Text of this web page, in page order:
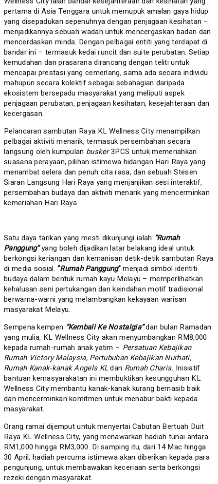
pertama di Asia Tenggara untuk memupuk amalan gaya hidup
yang disepadukan sepenuhnya dengan penjagaan kesihatan –
menjadikannya sebuah wadah untuk mencergaskan badan dan
mencerdaskan minda. Dengan pelbagai entiti yang terdapat di
bandar ini – termasuk kedai runcit dan suite perubatan. Setiap
kemudahan dan prasarana dirancang dengan teliti untuk
mencapai prestasi yang cemerlang, sama ada secara individu
mahupun secara kolektif sebagai sebahagian daripada
ekosistem bersepadu masyarakat yang meliputi aspek
penjagaan perubatan, penjagaan kesihatan, kesejahteraan dan
kecergasan.
Pelancaran sambutan Raya KL Wellness City menampilkan
pelbagai aktiviti menarik, termasuk persembahan secara
langsung oleh kumpulan busker3PCS untuk memeriahkan
suasana perayaan, pilihan istimewa hidangan Hari Raya yang
menambat selera dan penuh cita rasa, dan sebuah Stesen
Siaran Langsung Hari Raya yang menjanjikan sesi interaktif,
persembahan budaya dan aktiviti menarik yang mencerminkan
kemeriahan Hari Raya.
Satu daya tarikan yang mesti dikunjungi ialah “Rumah
Panggung”yang boleh dijadikan latar belakang ideal untuk
berkongsi keriangan dan kemanisan detik-detik sambutan Raya
di media sosial. “Rumah Panggung”menjadi simbol identiti
budaya dalam bentuk rumah kayu Melayu – memperlihatkan
kehalusan seni pertukangan dan keindahan motif tradisional
berwarna-warni yang melambangkan kekayaan warisan
masyarakat Melayu.
Sempena kempen “Kembali Ke Nostalgia”dan bulan Ramadan
yang mulia, KL Wellness City akan menyumbangkan RM8,000
kepada rumah-rumah anak yatim – Persatuan Kebajikan
Rumah Victory Malaysia, Pertubuhan Kebajikan Nurhati,
Rumah Kanak-kanak Angels KLdan Rumah Charis. Inisiatif
bantuan kemasyarakatan ini membuktikan kesungguhan KL
Wellness City membantu kanak-kanak kurang bernasib baik
dan mencerminkan komitmen untuk menabur bakti kepada
masyarakat.
Orang ramai dijemput untuk menyertai Cabutan Bertuah Duit
Raya KL Wellness City, yang menawarkan hadiah tunai antara
RM1,000 hingga RM3,000. Di samping itu, dari 14 Mac hingga
30 April, hadiah percuma istimewa akan diberikan kepada para
pengunjung, untuk membawakan keceriaan serta berkongsi
rezeki dengan masyarakat.